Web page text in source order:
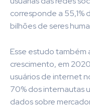
corresponde a 55,1%
bilhões de seres
Esse estudo
crescimento, em
usuários de internet
70% dos internautas
dados sobre